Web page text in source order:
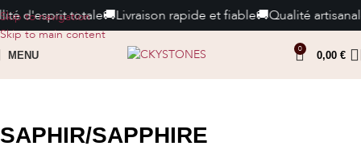
Skip to navigation
Skip to main content
d'esprit totale🚚Livraison rapide et fiable🚚Qualité
MENU
0
0,00 €
SAPHIR/SAPPHIRE